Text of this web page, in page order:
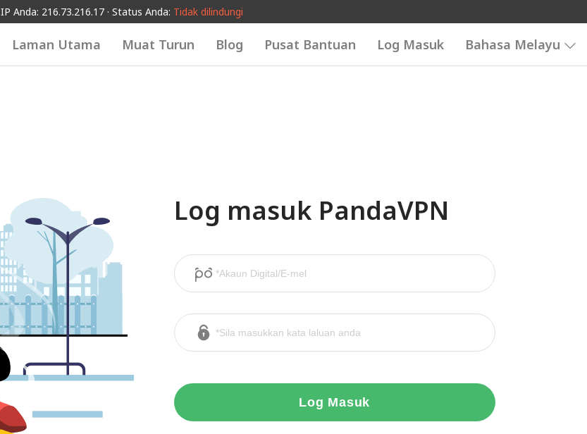
IP Anda: 216.73.216.17 · Status Anda: Tidak dilindungi
Laman Utama Muat Turun Blog Pusat Bantuan Log Masuk Bahasa Melayu
Log masuk PandaVPN
Log Masuk